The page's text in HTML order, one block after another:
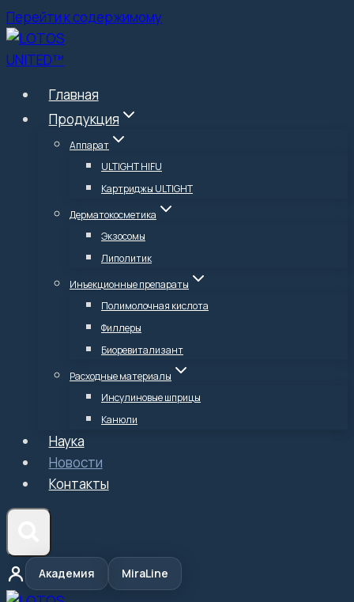
Перейти к содержимому
Главная
Продукция
Аппарат
ULTIGHT HIFU
Картриджы ULTIGHT
Дерматокосметика
Экзосомы
Липолитик
Инъекционные препараты
Полимолочная кислота
Филлеры
Биоревитализант
Расходные материалы
Инсулиновые шприцы
Канюли
Наука
Новости
Контакты
Академия MiraLine